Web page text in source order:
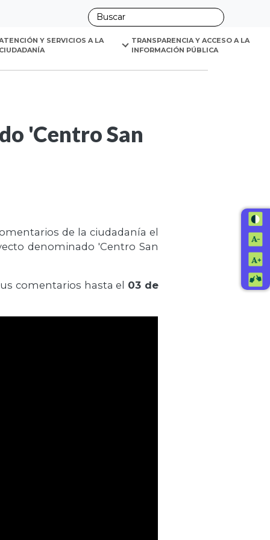
Y SERVICIOS A LA
CIUDADANÍA
TRANSPARENCIA Y ACCESO A LA
INFORMACIÓN PÚBLICA
'Centro San
de la ciudadanía el
denominado 'Centro San
comentarios hasta el 03 de